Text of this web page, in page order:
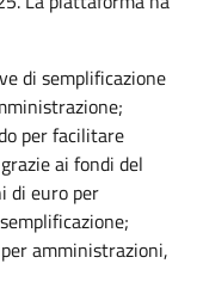
di semplificazione
per facilitare
ai fondi del
di euro per
amministrazioni,